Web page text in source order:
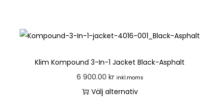
Klim Kompound 3-In-1 Jacket Black-Asphalt
6 900.00 kr inkl.moms
Välj alternativ